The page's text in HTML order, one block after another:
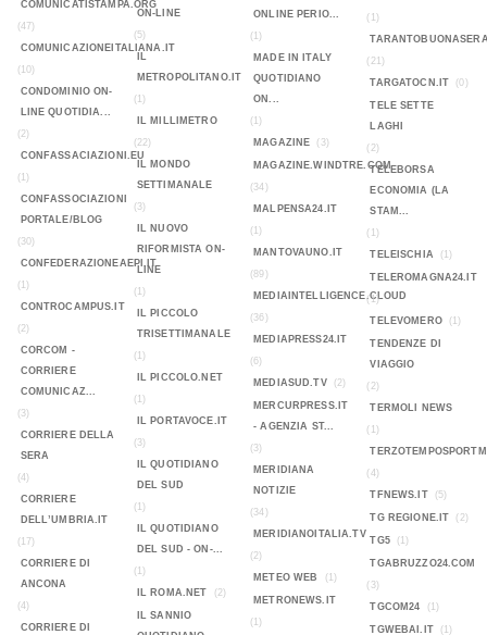
COMUNICATISTAMPA.ORG
(47)
COMUNICAZIONEITALIANA.IT
(10)
CONDOMINIO ON-
LINE QUOTIDIA...
(2)
CONFASSACIAZIONI.EU
(1)
CONFASSOCIAZIONI
PORTALE/BLOG
(30)
CONFEDERAZIONEAEPI.IT
(1)
CONTROCAMPUS.IT
(2)
CORCOM -
CORRIERE
COMUNICAZ...
(3)
CORRIERE DELLA
SERA
(4)
CORRIERE
DELL’UMBRIA.IT
(17)
CORRIERE DI
ANCONA
(4)
CORRIERE DI
ON-LINE
(5)
IL
METROPOLITANO.IT
(1)
IL MILLIMETRO
(22)
IL MONDO
SETTIMANALE
(3)
IL NUOVO
RIFORMISTA ON-
LINE
(1)
IL PICCOLO
TRISETTIMANALE
(1)
IL PICCOLO.NET
(1)
IL PORTAVOCE.IT
(3)
IL QUOTIDIANO
DEL SUD
(1)
IL QUOTIDIANO
DEL SUD - ON-...
(1)
IL ROMA.NET
(2)
IL SANNIO
ONLINE PERIO...
(1)
MADE IN ITALY
QUOTIDIANO
ON...
(1)
MAGAZINE
(3)
MAGAZINE.WINDTRE.COM
(34)
MALPENSA24.IT
(1)
MANTOVAUNO.IT
(89)
MEDIAINTELLIGENCE.CLOUD
(36)
MEDIAPRESS24.IT
(6)
MEDIASUD.TV
(2)
MERCURPRESS.IT
- AGENZIA ST...
(3)
MERIDIANA
NOTIZIE
(34)
MERIDIANOITALIA.TV
(2)
METEO WEB
(1)
METRONEWS.IT
(1)
(1)
(21)
TARGATOCN.IT
(0)
TELE SETTE
LAGHI
(2)
TELEBORSA
ECONOMIA (LA
STAM...
(1)
TELEISCHIA
(1)
TELEROMAGNA24.IT
(1)
TELEVOMERO
(1)
TENDENZE DI
VIAGGIO
(2)
TERMOLI NEWS
(1)
(4)
TFNEWS.IT
(5)
TG REGIONE.IT (2)
TG5 (1)
TGABRUZZO24.COM
(3)
TGCOM24
(1)
TGWEBAI.IT (1)